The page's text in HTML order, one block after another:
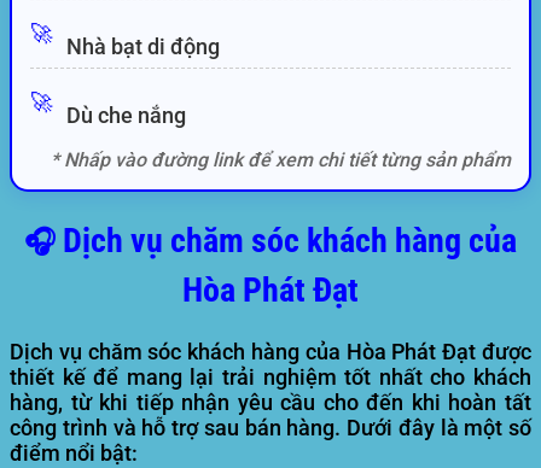
🚀
Nhà bạt di động
🚀
Dù che nắng
* Nhấp vào đường link để xem chi tiết từng sản phẩm
🎧 Dịch vụ chăm sóc khách hàng của
Hòa Phát Đạt
Dịch vụ chăm sóc khách hàng của Hòa Phát Đạt được
thiết kế để mang lại trải nghiệm tốt nhất cho khách
hàng, từ khi tiếp nhận yêu cầu cho đến khi hoàn tất
công trình và hỗ trợ sau bán hàng. Dưới đây là một số
điểm nổi bật: